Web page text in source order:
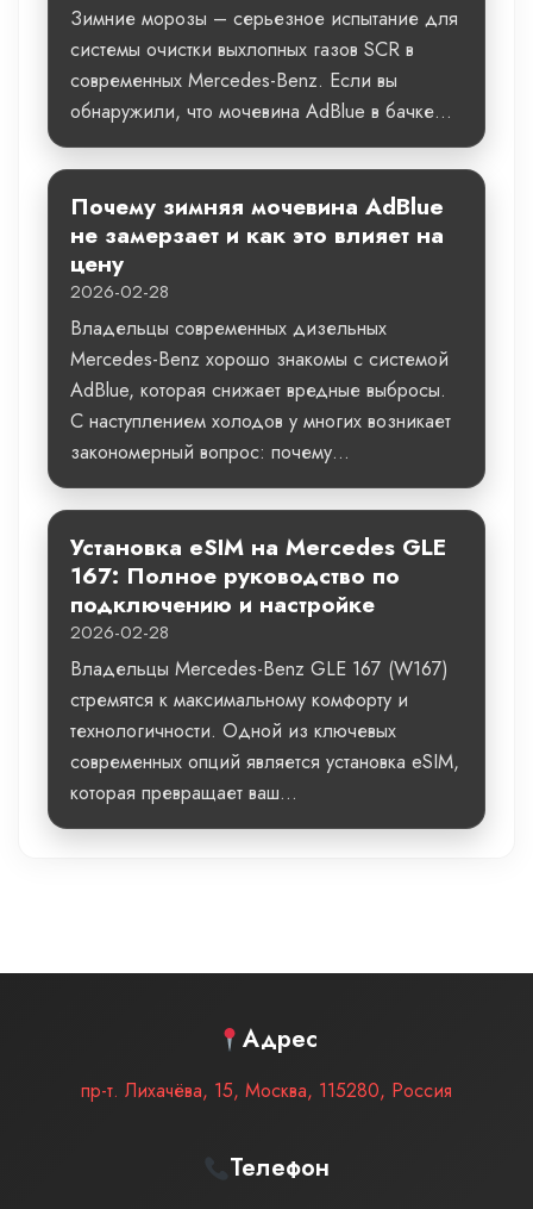
Зимние морозы – серьезное испытание для
системы очистки выхлопных газов SCR в
современных Mercedes-Benz. Если вы
обнаружили, что мочевина AdBlue в бачке...
Почему зимняя мочевина AdBlue
не замерзает и как это влияет на
цену
2026-02-28
Владельцы современных дизельных
Mercedes-Benz хорошо знакомы с системой
AdBlue, которая снижает вредные выбросы.
С наступлением холодов у многих возникает
закономерный вопрос: почему...
Установка eSIM на Mercedes GLE
167: Полное руководство по
подключению и настройке
2026-02-28
Владельцы Mercedes-Benz GLE 167 (W167)
стремятся к максимальному комфорту и
технологичности. Одной из ключевых
современных опций является установка eSIM,
которая превращает ваш...
Адрес
пр-т. Лихачёва, 15, Москва, 115280, Россия
Телефон